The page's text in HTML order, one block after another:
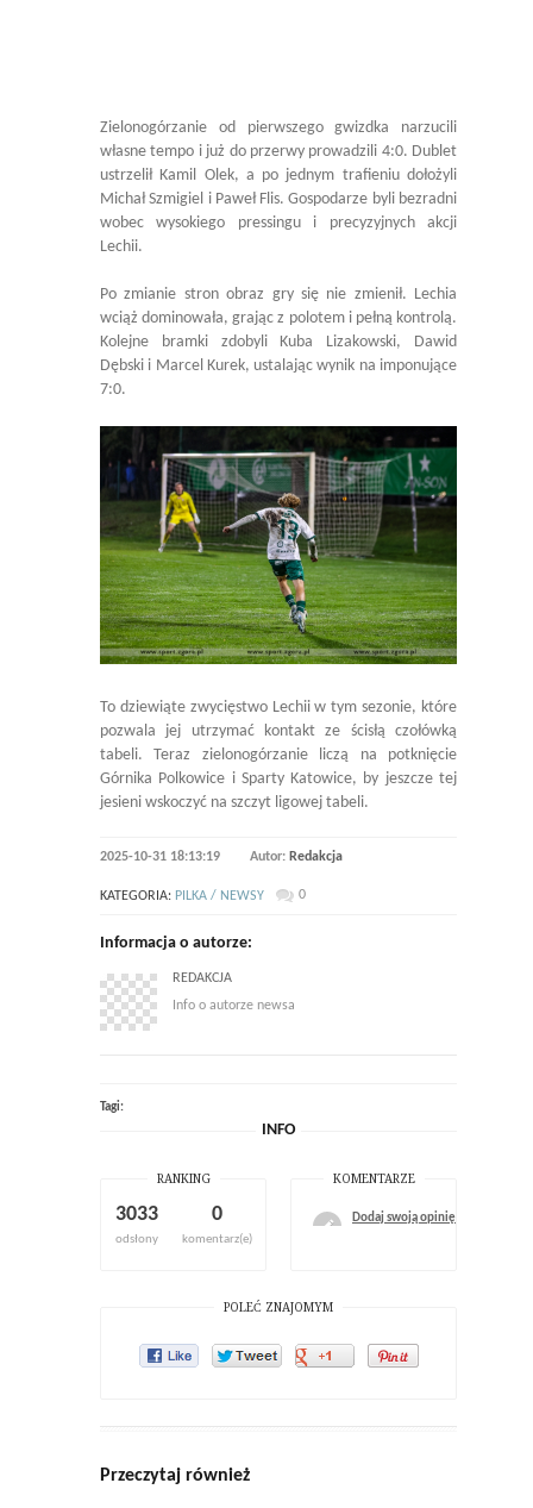
Zielonogórzanie od pierwszego gwizdka narzucili
własne tempo i już do przerwy prowadzili 4:0. Dublet
ustrzelił Kamil Olek, a po jednym trafieniu dołożyli
Michał Szmigiel i Paweł Flis. Gospodarze byli bezradni
wobec wysokiego pressingu i precyzyjnych akcji
Lechii.
Po zmianie stron obraz gry się nie zmienił. Lechia
wciąż dominowała, grając z polotem i pełną kontrolą.
Kolejne bramki zdobyli Kuba Lizakowski, Dawid
Dębski i Marcel Kurek, ustalając wynik na imponujące
7:0.
To dziewiąte zwycięstwo Lechii w tym sezonie, które
pozwala jej utrzymać kontakt ze ścisłą czołówką
tabeli. Teraz zielonogórzanie liczą na potknięcie
Górnika Polkowice i Sparty Katowice, by jeszcze tej
jesieni wskoczyć na szczyt ligowej tabeli.
2025-10-31 18:13:19 Autor: Redakcja
KATEGORIA: PILKA / NEWSY 0
Informacja o autorze:
REDAKCJA
Info o autorze newsa
Tagi:
INFO
RANKING
3033
odsłony
0
komentarz(e)
KOMENTARZE
Dodaj swoją opinię
POLEĆ ZNAJOMYM
Przeczytaj również